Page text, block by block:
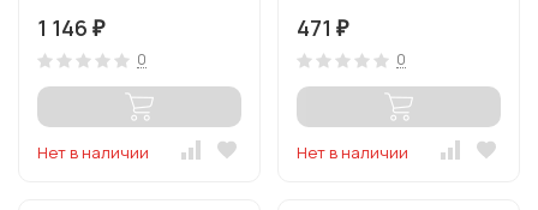
1 146 ₽
0
Нет в наличии
471 ₽
0
Нет в наличии